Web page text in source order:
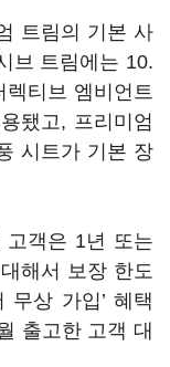
트림의 기본 사
브 트림에는 10.
티브 엠비언트
됐고, 프리미엄
시트가 기본 장
고객은 1년 또는
해서 보장 한도
무상 가입’ 혜택
출고한 고객 대